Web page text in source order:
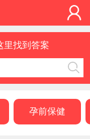
里找到答案
孕前保健